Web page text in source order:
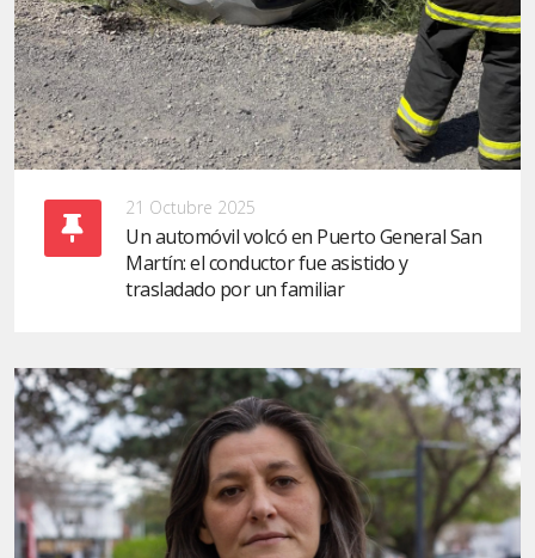
21 Octubre 2025
Un automóvil volcó en Puerto General San
Martín: el conductor fue asistido y
trasladado por un familiar